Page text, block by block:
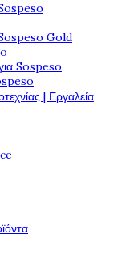
Gold
Sospeso
| Εργαλεία